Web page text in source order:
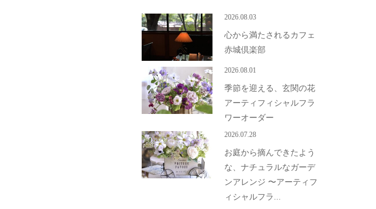
2026.08.03
心から満たされるカフェ
赤城倶楽部
2026.08.01
季節を迎える、玄関の花
アーティフィシャルフラ
ワーオーダー
2026.07.28
お庭から摘んできたよう
な、ナチュラルなガーデ
ンアレンジ 〜アーティフ
ィシャルフラ...